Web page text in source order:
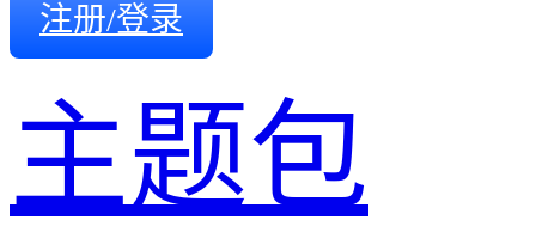
注册/登录
主题包